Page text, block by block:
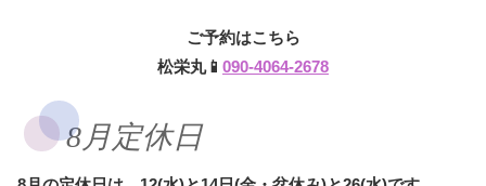
ご予約はこちら
松栄丸📱 090-4064-2678
8月定休日